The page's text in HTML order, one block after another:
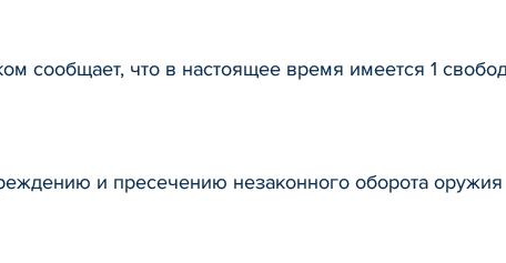
сообщает, что в настоящее время имеется 1
и пресечению незаконного оборота оружия